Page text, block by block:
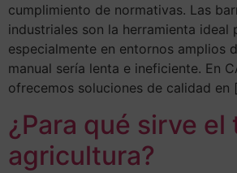
cumplimiento de normativas. Las
industriales son la herramienta ideal
especialmente en entornos amplios
manual sería lenta e ineficiente. En
ofrecemos soluciones de calidad en
¿Para qué sirve
agricultura?